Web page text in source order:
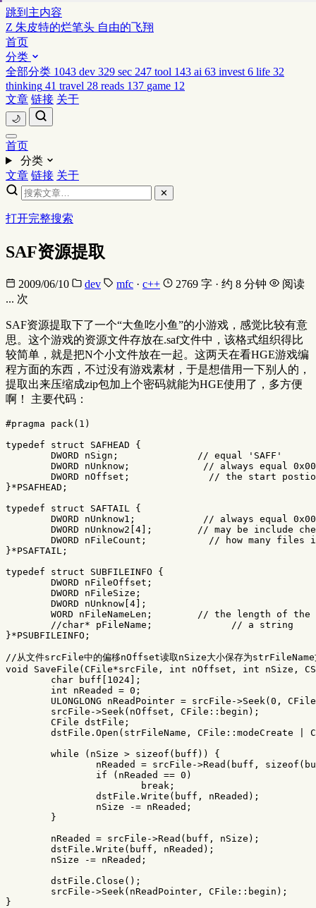
跳到主内容
Z 朱皮特的烂笔头 自由的飞翔
首页
分类
全部分类 1043 dev 329 sec 247 tool 143 ai 63 invest 6 life 32
thinking 41 travel 28 reads 137 game 12
文章 链接 关于
🌙
首页
分类
文章 链接 关于
✕
打开完整搜索
SAF资源提取
2009/06/10 dev mfc · c++ 2769 字 · 约 8 分钟
阅读
... 次
SAF资源提取下了一个“大鱼吃小鱼”的小游戏，感觉比较有意
思。这个游戏的资源文件存放在.saf文件中，该格式组织得比
较简单，就是把N个小文件放在一起。这两天在看HGE游戏编
程方面的东西，不过没有游戏素材，于是想借用一下别人的，
提取出来压缩成zip包加上个密码就能为HGE使用了，多方便
啊！ 主要代码：
typedef
struct SAFHEAD
{
DWORD
nSign ;
// equal 'SAFF'
DWORD
nUnknow ;
// always equal
DWORD
nOffset ;
// the start
}*PSAFHEAD ;
typedef
struct SAFTAIL
{
DWORD
nUnknow1 ;
// always equal
DWORD
nUnknow2 4 ];
// may be include
DWORD
nFileCount ;
// how many files
}*PSAFTAIL ;
typedef
struct SUBFILEINFO
{
DWORD
nFileOffset ;
DWORD
nFileSize ;
DWORD
nUnknow 4 ];
WORD
nFileNameLen ;
// the length of the
//char* pFileName;              // a string
}*PSUBFILEINFO ;
//从文件srcFile中的偏移nOffset读取nSize大小保存为strFileName
void
SaveFile ( CFile*srcFile , int nOffset , int nSize ,
char
buff 1024 ];
int
nReaded = 0 ;
ULONGLONG
nReadPointer = srcFile ->Seek ( 0 ,
CFile
srcFile ->Seek ( nOffset , CFile :: begin );
CFile dstFile ;
dstFile . Open ( strFileName , CFile :: modeCreate
while
( nSize > sizeof ( buff ))
{
nReaded
= srcFile ->Read ( buff , sizeof (
if
( nReaded == 0 )
break ;
dstFile . Write ( buff , nReaded );
nSize
-= nReaded ;
}
nReaded
= srcFile ->Read ( buff , nSize );
dstFile . Write ( buff , nReaded );
nSize
-= nReaded ;
dstFile . Close ();
srcFile ->Seek ( nReadPointer , CFile :: begin );
}